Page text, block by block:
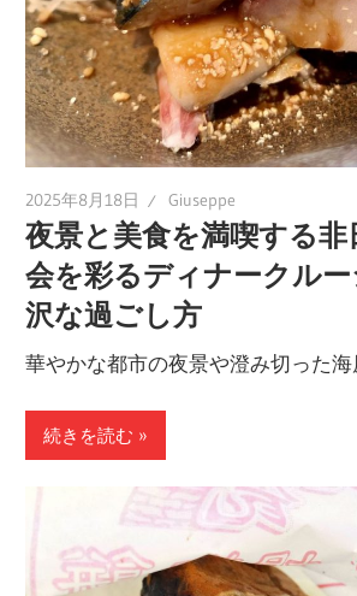
2025年8月18日 Giuseppe
夜景と美食を満喫する非
会を彩るディナークル
沢な過ごし方
華やかな都市の夜景や澄み切った
続きを読む